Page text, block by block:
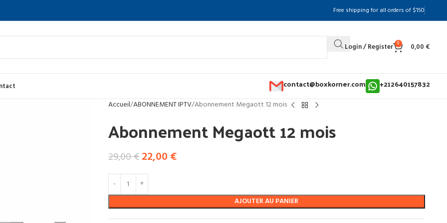
Free shipping for all orders of $150
Login / Register 0 0,00 €
contact@boxkorner.com +212640157832
Accueil ABONNEMENT IPTV Abonnement Megaott 12 mois
Abonnement Megaott 12 mois
29,00€22,00 €
AJOUTER AU PANIER